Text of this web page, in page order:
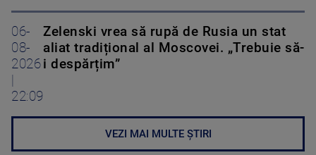
06-
08-
2026
22:09
Zelenski vrea să rupă de Rusia un stat
aliat tradițional al Moscovei. „Trebuie să-
i despărțim”
VEZI MAI MULTE ȘTIRI